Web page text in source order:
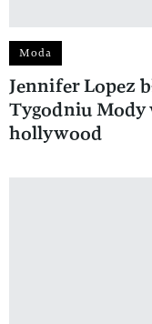
Moda
Jennifer Lopez
Tygodniu Mody
hollywood